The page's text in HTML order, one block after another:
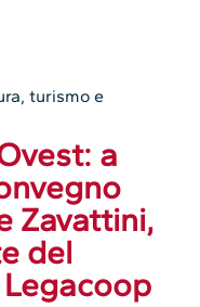
turismo e
a
Zavattini,
del